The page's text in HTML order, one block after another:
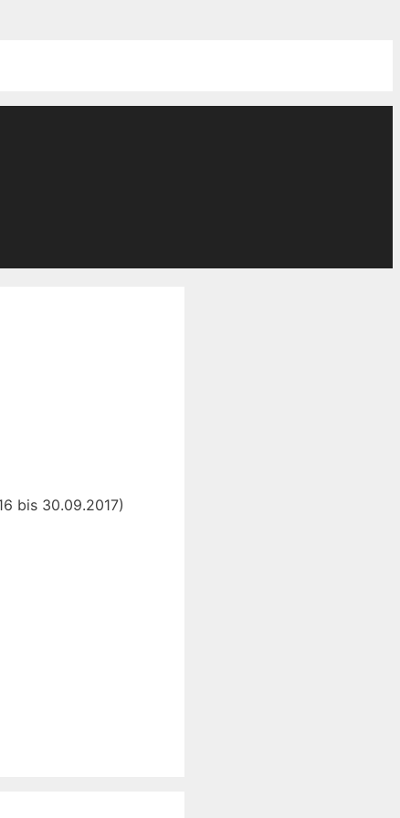
bis 30.09.2017)